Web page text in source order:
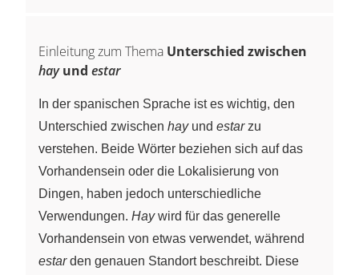
Einleitung zum Thema Unterschied zwischen
hayund estar
In der spanischen Sprache ist es wichtig, den
Unterschied zwischen hayund estarzu
verstehen. Beide Wörter beziehen sich auf das
Vorhandensein oder die Lokalisierung von
Dingen, haben jedoch unterschiedliche
Verwendungen. Haywird für das generelle
Vorhandensein von etwas verwendet, während
estarden genauen Standort beschreibt. Diese